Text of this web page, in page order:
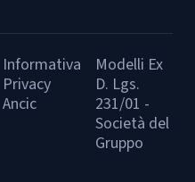
Informativa
Privacy
Ancic
Modelli Ex
D. Lgs.
231/01 -
Società del
Gruppo